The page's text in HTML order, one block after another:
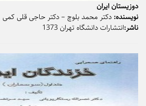
دوزیستان ایران
نویسنده: دکتر محمد بلوچ – دکتر حاجی قلی کمی
ناشر:انتشارات دانشگاه تهران 1373